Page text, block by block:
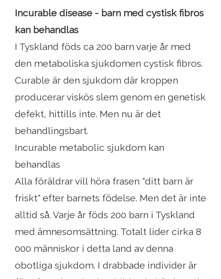
Incurable disease - barn med cystisk fibros
kan behandlas
I Tyskland föds ca 200 barn varje år med
den metaboliska sjukdomen cystisk fibros.
Curable är den sjukdom där kroppen
producerar viskös slem genom en genetisk
defekt, hittills inte. Men nu är det
behandlingsbart.
Incurable metabolic sjukdom kan
behandlas
Alla föräldrar vill höra frasen "ditt barn är
friskt" efter barnets födelse. Men det är inte
alltid så. Varje år föds 200 barn i Tyskland
med ämnesomsättning. Totalt lider cirka 8
000 människor i detta land av denna
obotliga sjukdom. I drabbade individer är